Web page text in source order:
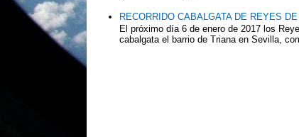
RECORRIDO CABALGATA DE REYES
El próximo día 6 de enero de 2017 los
cabalgata el barrio de Triana en Sevilla,